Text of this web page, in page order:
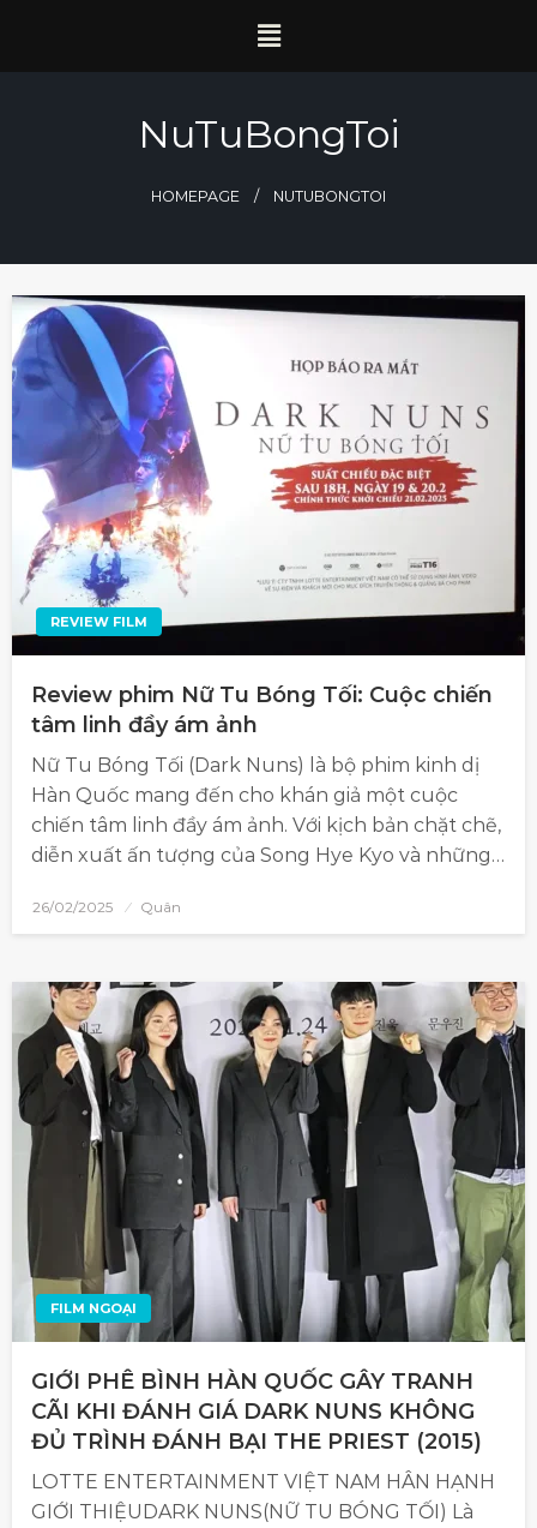
NuTuBongToi
HOMEPAGE NUTUBONGTOI
REVIEW FILM
Review phim Nữ Tu Bóng Tối: Cuộc chiến
tâm linh đầy ám ảnh
Nữ Tu Bóng Tối (Dark Nuns) là bộ phim kinh dị
Hàn Quốc mang đến cho khán giả một cuộc
chiến tâm linh đầy ám ảnh. Với kịch bản chặt chẽ,
diễn xuất ấn tượng của Song Hye Kyo và những…
26/02/2025 Quân
FILM NGOẠI
GIỚI PHÊ BÌNH HÀN QUỐC GÂY TRANH
CÃI KHI ĐÁNH GIÁ DARK NUNS KHÔNG
ĐỦ TRÌNH ĐÁNH BẠI THE PRIEST (2015)
LOTTE ENTERTAINMENT VIỆT NAM HÂN HẠNH
GIỚI THIỆUDARK NUNS(NỮ TU BÓNG TỐI) Là